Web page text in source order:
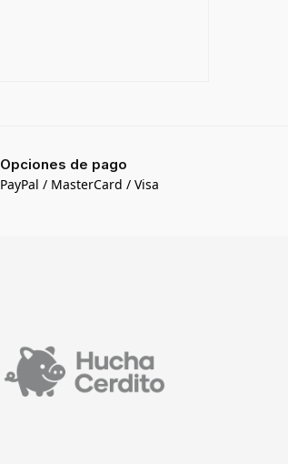
Opciones de pago
PayPal / MasterCard / Visa